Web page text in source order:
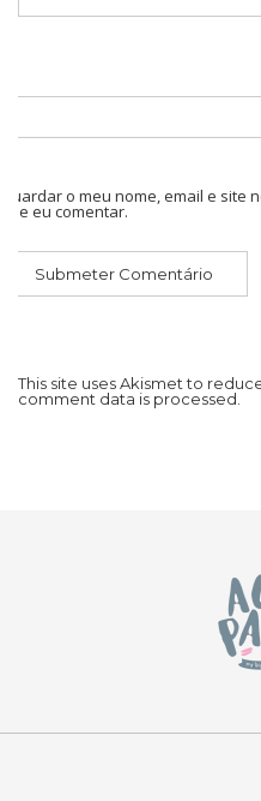
Guardar o meu nome, email e
que eu comentar.
This site uses Akismet to
comment data is processed.